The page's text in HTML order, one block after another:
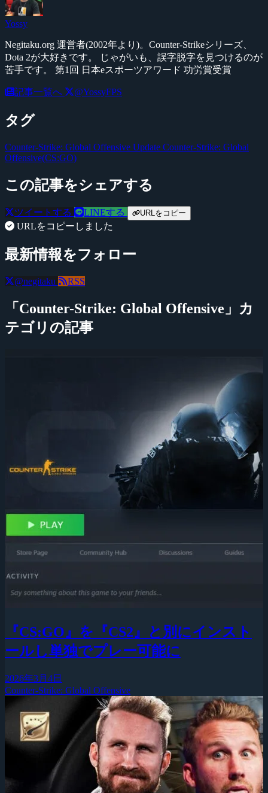
Yossy
Negitaku.org 運営者(2002年より)。Counter-Strikeシリーズ、
Dota 2が大好きです。 じゃがいも、誤字脱字を見つけるのが
苦手です。 第1回 日本eスポーツアワード 功労賞受賞
記事一覧へ @YossyFPS
タグ
Counter-Strike: Global Offensive Update Counter-Strike: Global
Offensive(CS:GO)
この記事をシェアする
ツイートする LINEする URLをコピー
URLをコピーしました
最新情報をフォロー
@negitaku RSS
「Counter-Strike: Global Offensive」カ
テゴリの記事
『CS:GO』を『CS2』と別にインスト
ールし単独でプレー可能に
2026年3月4日
Counter-Strike: Global Offensive